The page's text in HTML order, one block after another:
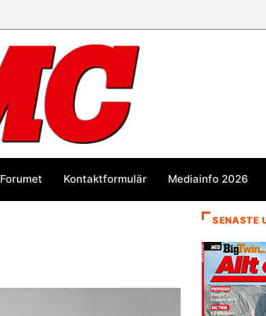
Forumet Kontaktformulär Mediainfo 2026
SENASTE